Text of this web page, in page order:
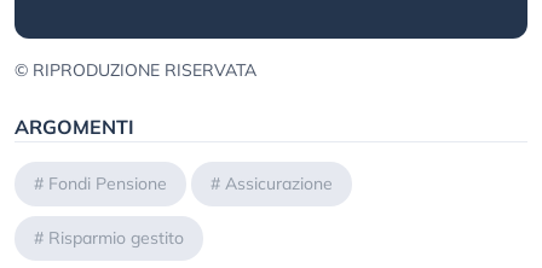
© RIPRODUZIONE RISERVATA
ARGOMENTI
# Fondi Pensione # Assicurazione
# Risparmio gestito